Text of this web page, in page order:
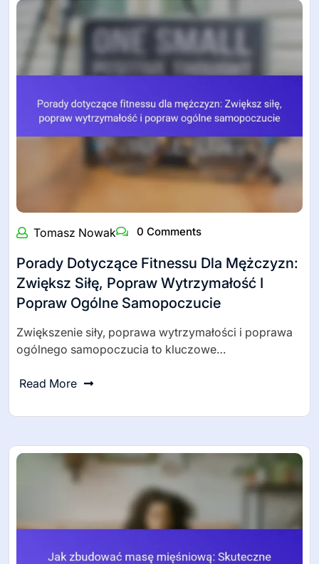
Tomasz Nowak 0 Comments
Porady Dotyczące Fitnessu Dla Mężczyzn:
Zwiększ Siłę, Popraw Wytrzymałość I
Popraw Ogólne Samopoczucie
Zwiększenie siły, poprawa wytrzymałości i poprawa
ogólnego samopoczucia to kluczowe…
Read More